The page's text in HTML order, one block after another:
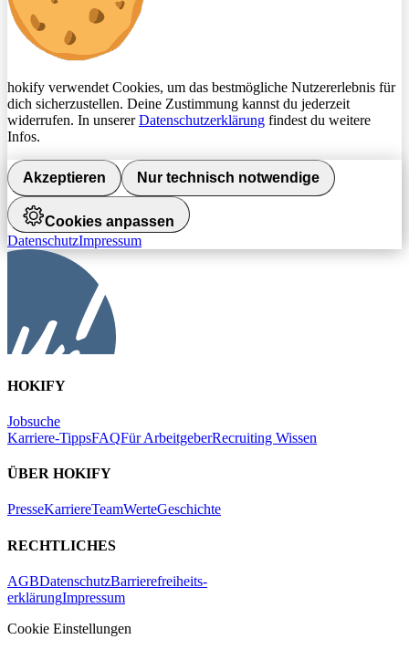
hokify verwendet Cookies, um das bestmögliche Nutzererlebnis für
dich sicherzustellen. Deine Zustimmung kannst du jederzeit
widerrufen. In unsererDatenschutzerklärung findest du weitere
Infos.
Akzeptieren Nur technisch notwendige
Cookies anpassen
DatenschutzImpressum
HOKIFY
Jobsuche
Karriere-TippsFAQFür ArbeitgeberRecruiting Wissen
ÜBER HOKIFY
PresseKarriereTeamWerteGeschichte
RECHTLICHES
AGBDatenschutzBarrierefreiheits-
erklärungImpressum
Cookie Einstellungen